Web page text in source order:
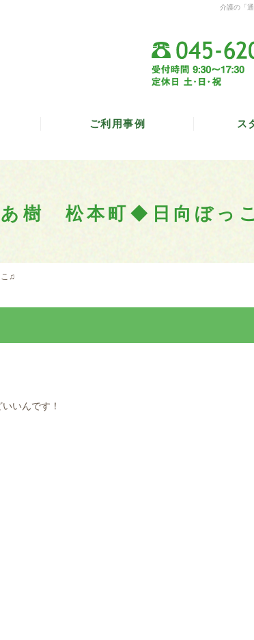
樹 松本町◆日向ぼっ
介護の「
♫
いんです！
ご利用事例 ス